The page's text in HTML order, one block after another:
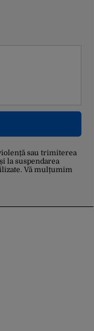
sau trimiterea
la suspendarea
Vă mulțumim